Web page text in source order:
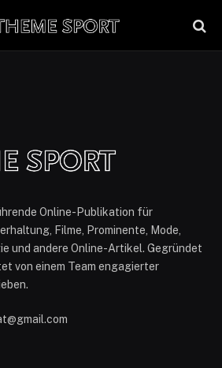
Online-Publikation für
Filme, Prominente, Mode,
und andere Online-Artikel. Gegründet
von einem Team engagierter